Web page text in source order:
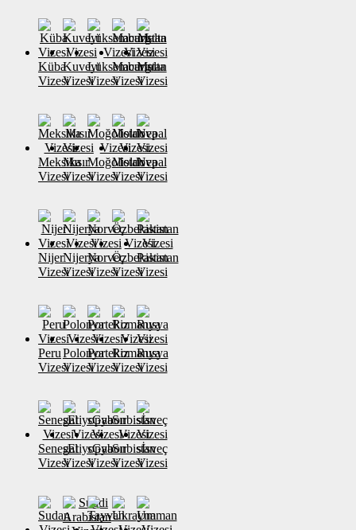
Küba
Vizesi
Kuveyt
Vizesi
Lüksemburg
Vizesi
Macaristan
Vizesi
Malta
Vizesi
Meksika
Vizesi
Mısır
Vizesi
Moğolistan
Vizesi
Moldova
Vizesi
Nepal
Vizesi
Nijer
Vizesi
Nijerya
Vizesi
Norveç
Vizesi
Özbekistan
Vizesi
Pakistan
Vizesi
Peru
Vizesi
Polonya
Vizesi
Portekiz
Vizesi
Romanya
Vizesi
Rusya
Vizesi
Senegal
Vizesi
sEtiyopya
Vizesi
sGabon
Vizesi
Sırbistan
Vizesi
sİsveç
Vizesi